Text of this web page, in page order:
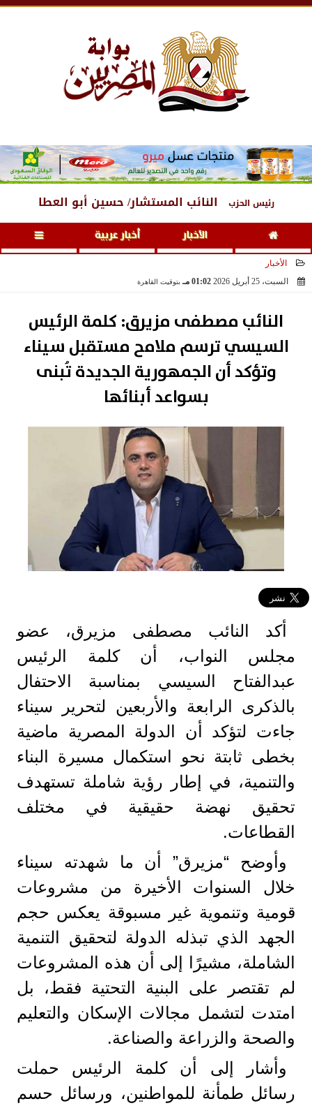
رئيس الحزب النائب المستشار/ حسين أبو العطا
الأخبار أخبار عربية
الأخبار
السبت، 25 أبريل 2026
01:02 مـ بتوقيت القاهرة
النائب مصطفى مزيرق: كلمة الرئيس
السيسي ترسم ملامح مستقبل سيناء
وتؤكد أن الجمهورية الجديدة تُبنى
بسواعد أبنائها
أكد النائب مصطفى مزيرق، عضو
مجلس النواب، أن كلمة الرئيس
عبدالفتاح السيسي بمناسبة الاحتفال
بالذكرى الرابعة والأربعين لتحرير سيناء
جاءت لتؤكد أن الدولة المصرية ماضية
بخطى ثابتة نحو استكمال مسيرة البناء
والتنمية، في إطار رؤية شاملة تستهدف
تحقيق نهضة حقيقية في مختلف
القطاعات.
وأوضح “مزيرق” أن ما شهدته سيناء
خلال السنوات الأخيرة من مشروعات
قومية وتنموية غير مسبوقة يعكس حجم
الجهد الذي تبذله الدولة لتحقيق التنمية
الشاملة، مشيرًا إلى أن هذه المشروعات
لم تقتصر على البنية التحتية فقط، بل
امتدت لتشمل مجالات الإسكان والتعليم
والصحة والزراعة والصناعة.
وأشار إلى أن كلمة الرئيس حملت
رسائل طمأنة للمواطنين، ورسائل حسم